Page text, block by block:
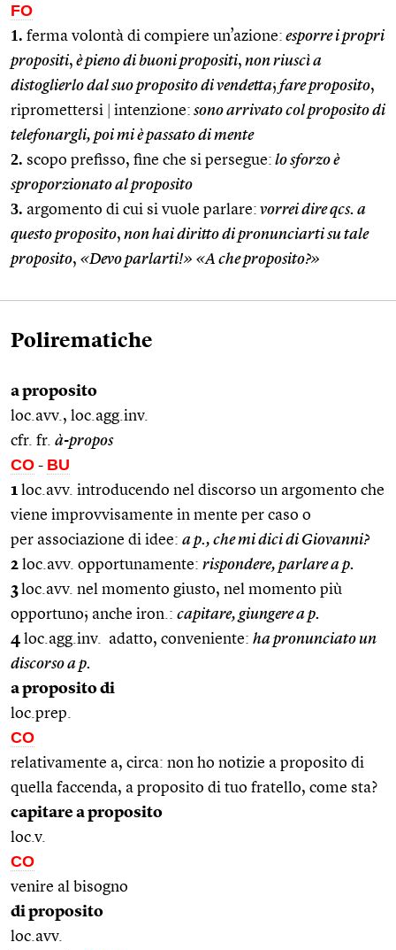
FO
1. ferma volontà di compiere un’azione: esporre i propri
propositi, è pieno di buoni propositi, non riuscì a
distoglierlo dal suo proposito di vendetta; fare proposito,
ripromettersi
intenzione: sono arrivato col proposito di
telefonargli, poi mi è passato di mente
2. scopo prefisso, fine che si persegue: lo sforzo è
sproporzionato al proposito
3. argomento di cui si vuole parlare: vorrei dire qcs. a
questo proposito, non hai diritto di pronunciarti su tale
proposito, «Devo parlarti!» «A che proposito?»
Polirematiche
a proposito
loc.avv., loc.agg. inv.
cfr. fr. à-propos
CO - BU
1 loc.avv. introducendo nel discorso un argomento che
viene improvvisamente in mente per caso o
per associazione di idee: a p., che mi dici di Giovanni?
2 loc.avv. opportunamente: rispondere, parlare a p.
3loc.avv. nel momento giusto, nel momento più
opportuno; anche iron.: capitare, giungere a p.
4 loc.agg.inv. adatto, conveniente: ha pronunciato un
discorso a p.
a proposito di
loc.prep.
CO
relativamente a, circa: non ho notizie a proposito di
quella faccenda, a proposito di tuo fratello, come sta?
capitare a proposito
loc.v.
CO
venire al bisogno
di proposito
loc.avv.